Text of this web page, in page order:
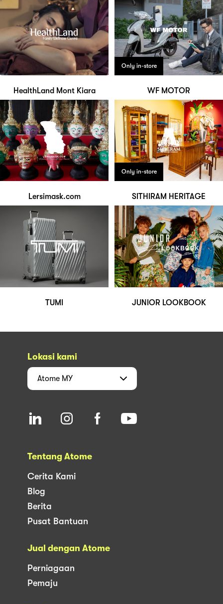
HealthLand Mont Kiara
Only in-store
WF MOTOR
Lersimask.com
Only in-store
SITHIRAM HERITAGE
TUMI JUNIOR LOOKBOOK
Lokasi kami
Atome MY
Tentang Atome
Cerita Kami
Blog
Berita
Pusat Bantuan
Jual dengan Atome
Perniagaan
Pemaju